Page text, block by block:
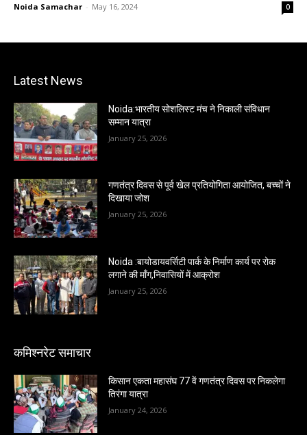
Noida Samachar - May 16, 2024 0
Latest News
Noida:भारतीय सोशलिस्ट मंच ने निकाली संविधान
सम्मान यात्रा
January 25, 2026
गणतंत्र दिवस से पूर्व खेल प्रतियोगिता आयोजित, बच्चों ने
दिखाया जोश
January 25, 2026
Noida :बायोडायवर्सिटी पार्क के निर्माण कार्य पर रोक
लगाने की माँग,निवासियों में आक्रोश
January 25, 2026
कमिश्नरेट समाचार
किसान एकता महासंघ 77 वें गणतंत्र दिवस पर निकलेगा
तिरंगा यात्रा
January 24, 2026